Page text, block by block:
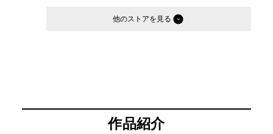
他のストア
作品紹介